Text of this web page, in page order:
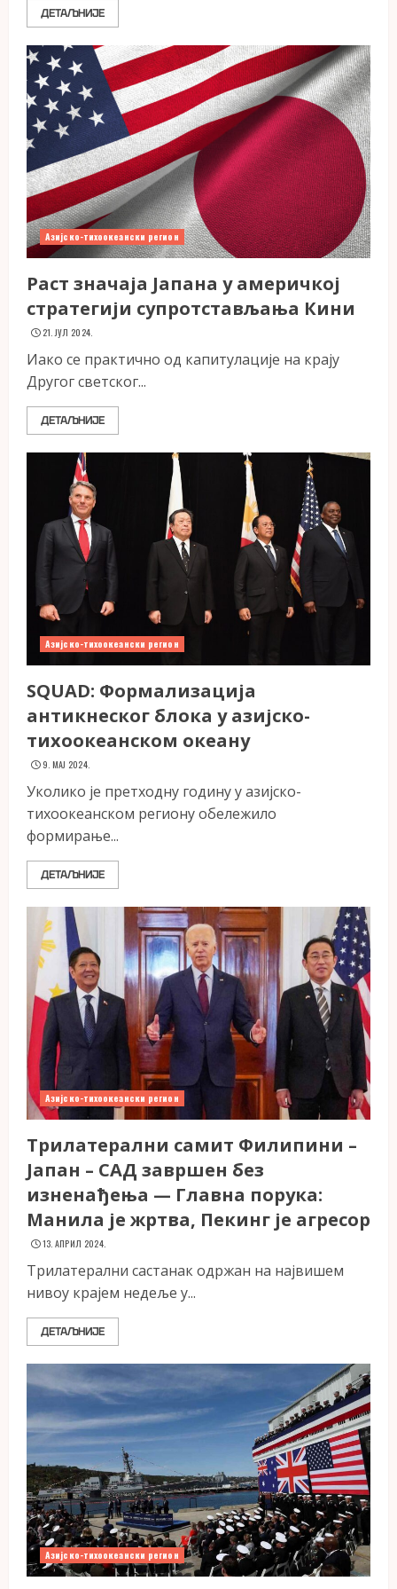
ДЕТАЉНИЈЕ
Азијско-тихоокеански регион
Раст значаја Јапана у америчкој
стратегији супротстављања Кини
21. ЈУЛ 2024.
Иако се практично од капитулације на крају
Другог светског...
ДЕТАЉНИЈЕ
Азијско-тихоокеански регион
SQUAD: Формализација
антикнеског блока у азијско-
тихоокеанском океану
9. МАЈ 2024.
Уколико је претходну годину у азијско-
тихоокеанском региону обележило
формирање...
ДЕТАЉНИЈЕ
Азијско-тихоокеански регион
Трилатерални самит Филипини –
Јапан – САД завршен без
изненађења — Главна порука:
Манила је жртва, Пекинг је агресор
13. АПРИЛ 2024.
Трилатерални састанак одржан на највишем
нивоу крајем недеље у...
ДЕТАЉНИЈЕ
Азијско-тихоокеански регион